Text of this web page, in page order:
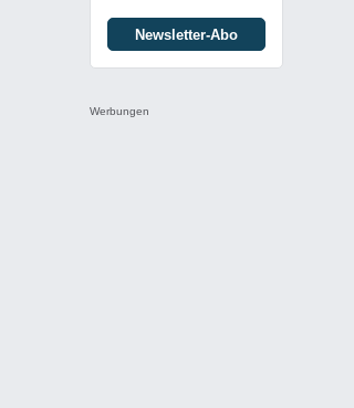
Newsletter-Abo
Werbungen